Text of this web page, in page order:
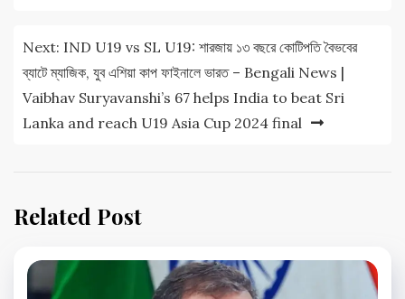
Next: IND U19 vs SL U19: শারজায় ১৩ বছরে কোটিপতি বৈভবের
ব্যাটে ম্যাজিক, যুব এশিয়া কাপ ফাইনালে ভারত – Bengali News |
Vaibhav Suryavanshi’s 67 helps India to beat Sri
Lanka and reach U19 Asia Cup 2024 final
Related Post